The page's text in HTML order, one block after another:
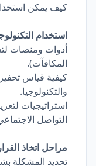
كيف يمكن
استخدام
أدوات ومنصات
المكافآت).
كيفية قياس تحفيز
والتكنولوجيا.
استراتيجيات
التواصل
مراحل اتخاذ القرار
تحديد المشكلة